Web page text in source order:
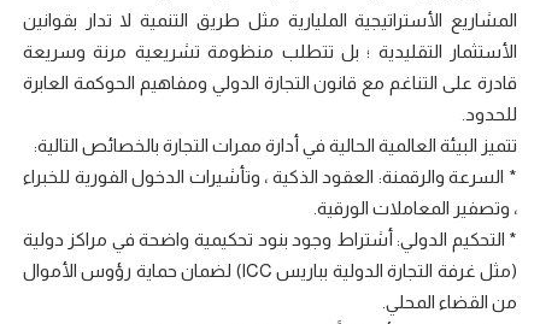
المشاريع الأستراتيجية المليارية مثل طريق التنمية لا تدار بقوانين
الأستثمار التقليدية ؛ بل تتطلب منظومة تشريعية مرنة وسريعة
قادرة على التناغم مع قانون التجارة الدولي ومفاهيم الحوكمة العابرة
للحدود.
تتميز البيئة العالمية الحالية في أدارة ممرات التجارة بالخصائص التالية:
* السرعة والرقمنة: العقود الذكية ، وتأشيرات الدخول الفورية للخبراء
، وتصفير المعاملات الورقية.
* التحكيم الدولي: أشتراط وجود بنود تحكيمية واضحة في مراكز دولية
(مثل غرفة التجارة الدولية بباريس ICC) لضمان حماية رؤوس الأموال
من القضاء المحلي.